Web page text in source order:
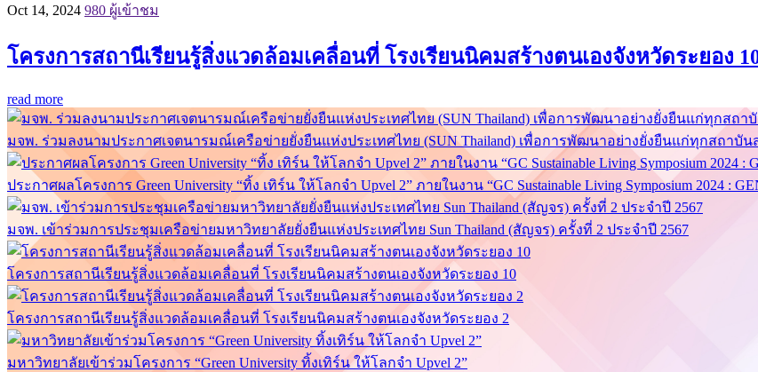
Oct 14, 2024 980 ผู้เข้าชม
โครงการสถานีเรียนรู้สิ่งแวดล้อมเคลื่อนที่ โรงเรียนนิคมสร้างตนเองจังหวัดระยอง
read more
มจพ. ร่วมลงนามประกาศเจตนารมณ์เครือข่ายยั่งยืนแห่งประเทศไทย (SUN Thailand) เพื่อการพัฒนาอย่างยั่งยืนแก่ทุกสถาบั
ประกาศผลโครงการ Green University “ทิ้ง เทิร์น ให้โลกจำ Upvel 2” ภายในงาน “GC Sustainable Living Symposium 2024 :
มจพ. เข้าร่วมการประชุมเครือข่ายมหาวิทยาลัยยั่งยืนแห่งประเทศไทย Sun Thailand (สัญจร) ครั้งที่ 2 ประจำปี 2567
โครงการสถานีเรียนรู้สิ่งแวดล้อมเคลื่อนที่ โรงเรียนนิคมสร้างตนเองจังหวัดระยอง 10
โครงการสถานีเรียนรู้สิ่งแวดล้อมเคลื่อนที่ โรงเรียนนิคมสร้างตนเองจังหวัดระยอง 2
มหาวิทยาลัยเข้าร่วมโครงการ “Green University ทิ้งเทิร์น ให้โลกจำ Upvel 2”